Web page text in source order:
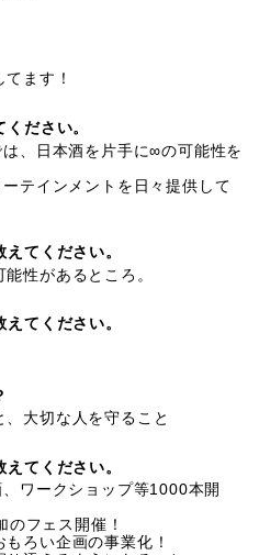
ます！
ださい。
、日本酒を片手に∞の可能性を
テインメントを日々提供して
てください。
性があるところ。
てください。
、大切な人を守ること
てください。
ワークショップ等1000本開
のフェス開催！
ろい企画の事業化！